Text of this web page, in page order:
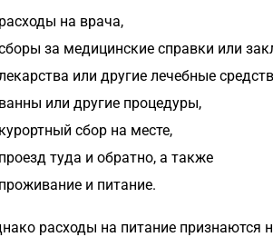
расходы на врача,
за медицинские справки или
или другие лечебные
ванны или другие процедуры,
курортный сбор на месте,
проезд туда и обратно, а также
проживание и питание.
расходы на питание